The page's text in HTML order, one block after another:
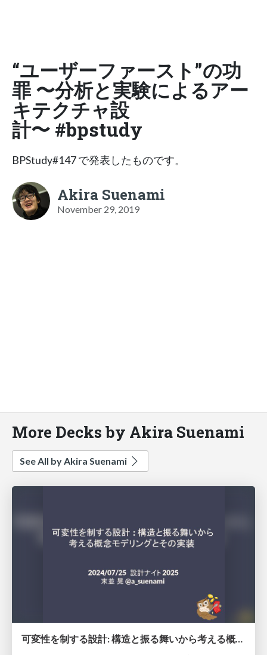
“ユーザーファースト”の功
罪 〜分析と実験によるアー
キテクチャ設
計〜 #bpstudy
BPStudy#147 で発表したものです。
Akira Suenami
November 29, 2019
More Decks by Akira Suenami
See All by Akira Suenami
可変性を制する設計: 構造と振る舞いから考える概念モデリングとその実装